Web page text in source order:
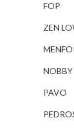
FOP
ZEN
NOBBY
PAVO